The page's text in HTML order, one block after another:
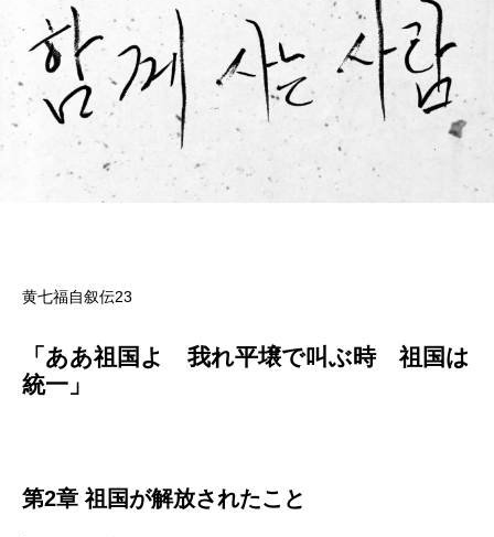
黄七福自叙伝23
「ああ祖国よ 我れ平壌で叫ぶ時 祖国は
統一」
第2章 祖国が解放されたこと